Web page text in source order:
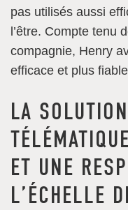
pas utilisés aussi
l’être. Compte tenu
compagnie, Henry
efficace et plus
LA
ET UNE
L’ÉCHELLE